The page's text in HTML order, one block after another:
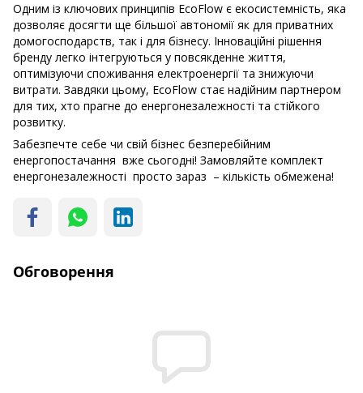
Одним із ключових принципів EcoFlow є екосистемність, яка
дозволяє досягти ще більшої автономії як для приватних
домогосподарств, так і для бізнесу. Інноваційні рішення
бренду легко інтегруються у повсякденне життя,
оптимізуючи споживання електроенергії та знижуючи
витрати. Завдяки цьому, EcoFlow стає надійним партнером
для тих, хто прагне до енергонезалежності та стійкого
розвитку.
Забезпечте себе чи свій бізнес безперебійним
енергопостачання вже сьогодні! Замовляйте комплект
енергонезалежності просто зараз – кількість обмежена!
Обговорення